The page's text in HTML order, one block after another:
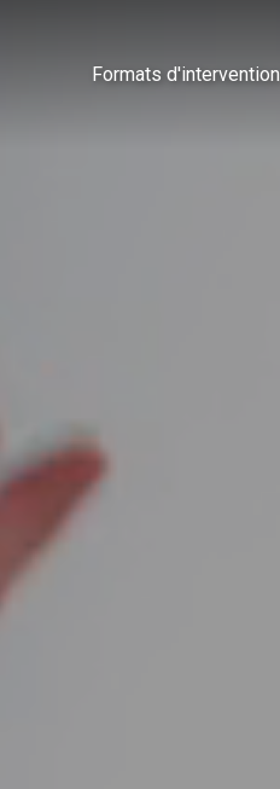
Formats d'intervention